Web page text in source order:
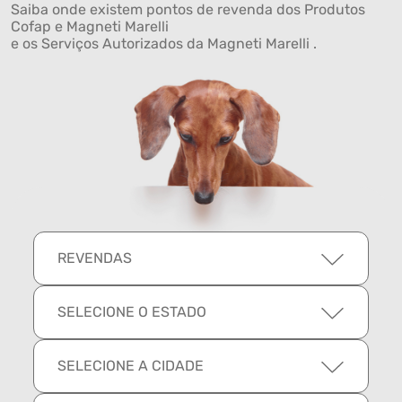
Saiba onde existem pontos de revenda dos Produtos
Cofap e Magneti Marelli
e os Serviços Autorizados da Magneti Marelli .
REVENDAS
SELECIONE O ESTADO
SELECIONE A CIDADE